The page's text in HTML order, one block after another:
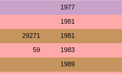
1977
1981
29271 1981
59 1983
1989